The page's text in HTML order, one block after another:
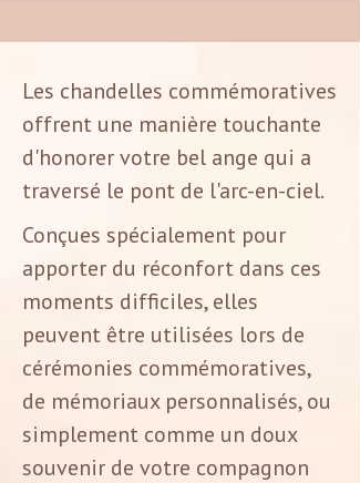
Les chandelles commémoratives
offrent une manière touchante
d'honorer votre bel ange qui a
traversé le pont de l'arc-en-ciel.
Conçues spécialement pour
apporter du réconfort dans ces
moments difficiles, elles
peuvent être utilisées lors de
cérémonies commémoratives,
de mémoriaux personnalisés, ou
simplement comme un doux
souvenir de votre compagnon